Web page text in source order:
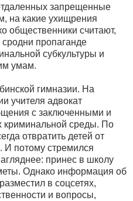
запрещенные
на какие ухищрения
общественники считают,
пропаганде
субкультуры и
умам.
гимназии. На
учителя адвокат
с заключенными и
криминальной среды. По
отвратить детей от
И потому стремился
принес в школу
Однако информация об
в соцсетях,
и вопросы,